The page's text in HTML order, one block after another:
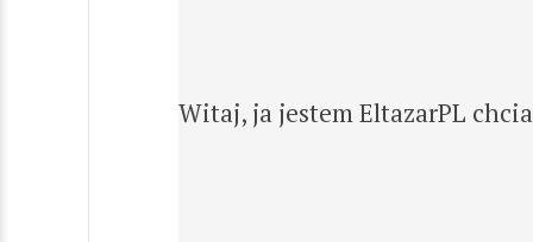
Witaj, ja jestem EltazarPL